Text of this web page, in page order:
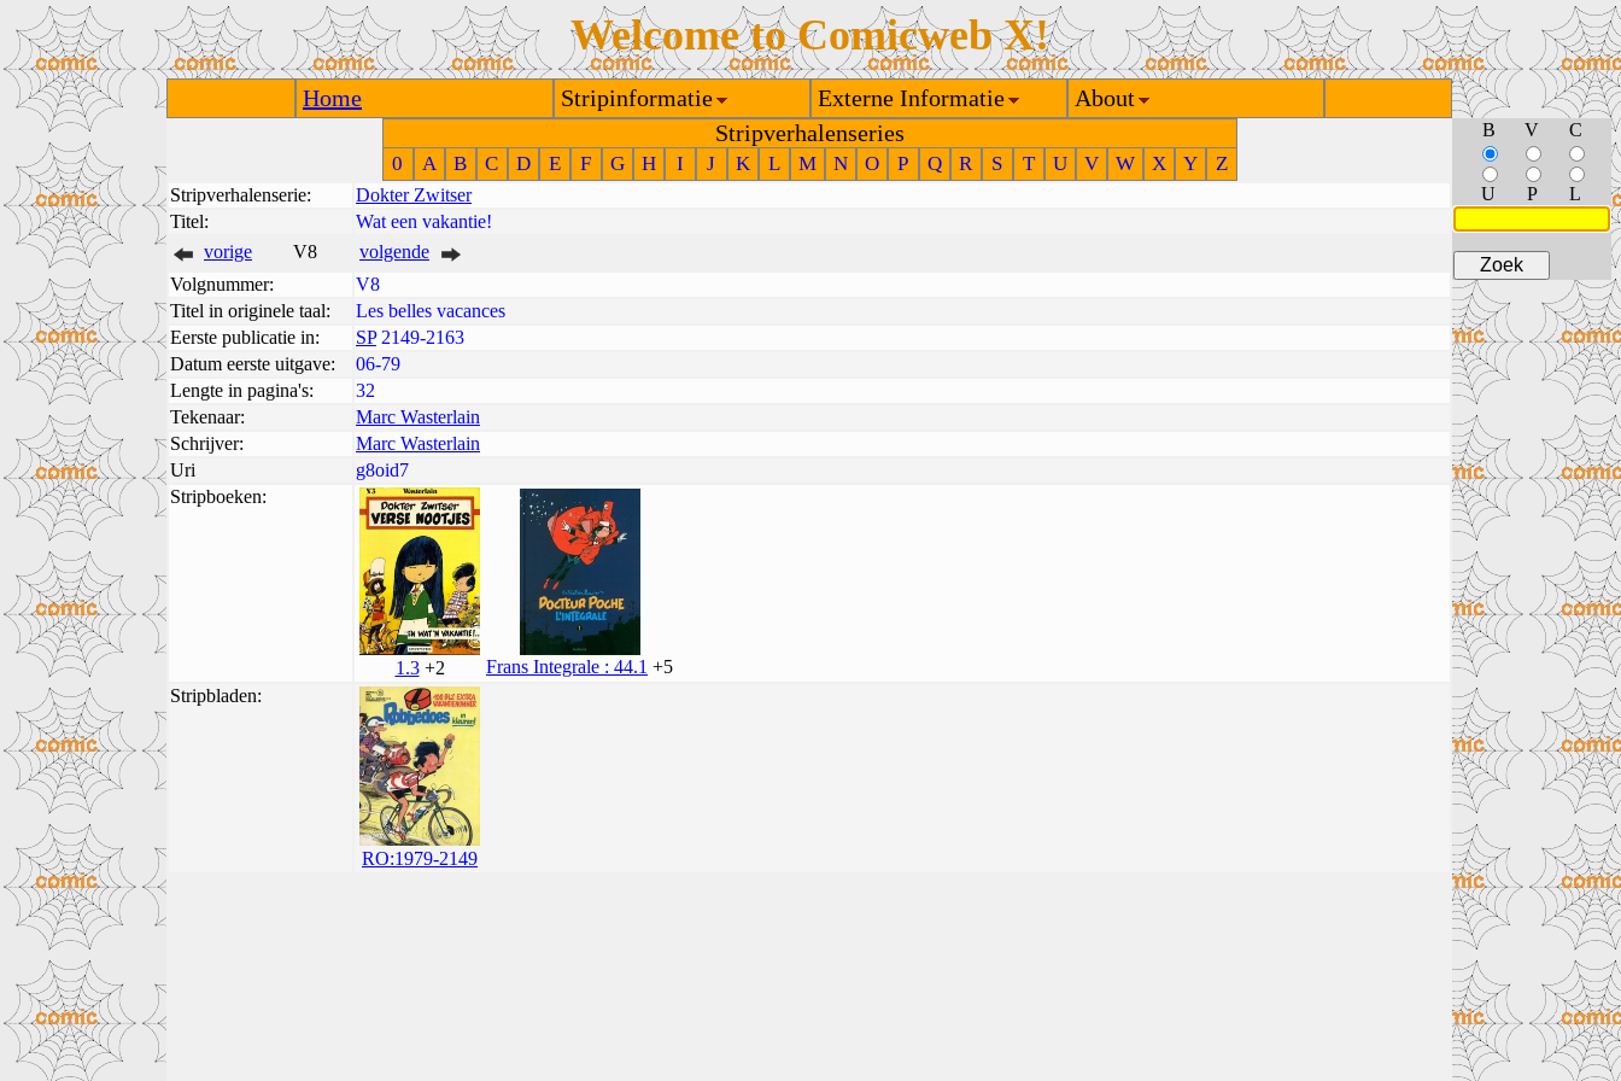
Welcome to Comicweb X!
Home Stripinformatie Externe Informatie
About
Stripverhalenseries
0 A B C D E F G H I J K L M N O P Q R S T U V W X Y Z
Stripverhalenserie:
Dokter Zwitser
Titel:
Wat een vakantie!
vorige
V8
volgende
Volgnummer:
V8
Titel in originele taal:
Les belles vacances
Eerste publicatie in:
SP2149-2163
Datum eerste uitgave:
06-79
Lengte in pagina's:
32
Tekenaar:
Marc Wasterlain
Schrijver:
Marc Wasterlain
Uri
g8oid7
Stripboeken:
1.3+2 Frans Integrale : 44.1 +5
Stripbladen:
RO:1979-2149
B V C
U P L